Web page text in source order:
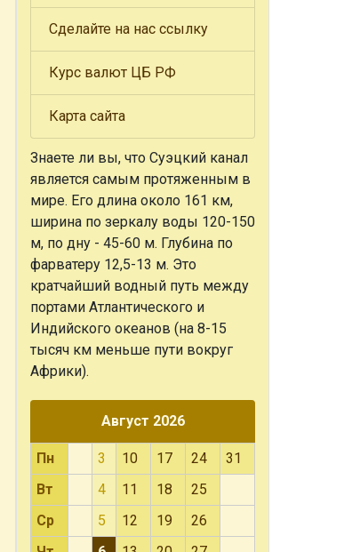
Сделайте на нас ссылку
Курс валют ЦБ РФ
Карта сайта
Знаете ли вы, что Суэцкий канал
является самым протяженным в
мире. Его длина около 161 км,
ширина по зеркалу воды 120-150
м, по дну - 45-60 м. Глубина по
фарватеру 12,5-13 м. Это
кратчайший водный путь между
портами Атлантического и
Индийского океанов (на 8-15
тысяч км меньше пути вокруг
Африки).
Август 2026
Пн 3 10 17 24
31
Вт
4 11 18
25
Ср
5 12 19
26